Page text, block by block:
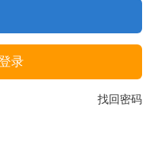
录
找回密码